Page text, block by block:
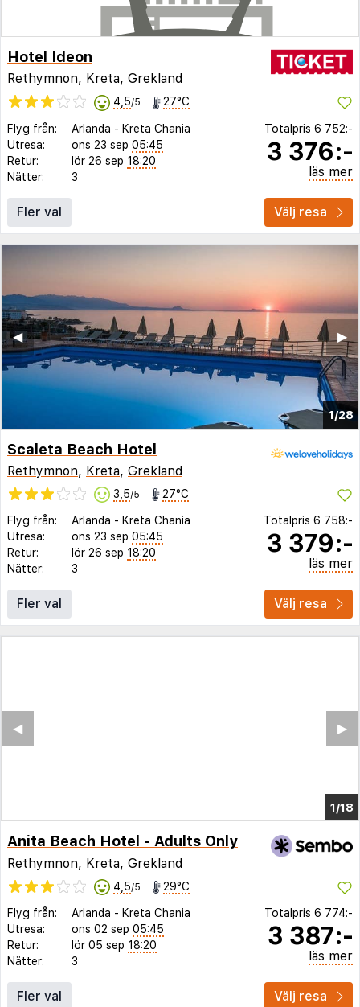
Hotel Ideon
Rethymnon, Kreta, Grekland
4,5/5 27°C
Flyg från: Arlanda - Kreta Chania
Utresa:
ons 23 sep 05:45
Retur:
lör 26 sep 18:20
Nätter:
3
Totalpris 6 752:-
3 376:-
läs mer
Fler val Välj resa
1/28
▶︎
◀︎
Scaleta Beach Hotel
Rethymnon, Kreta, Grekland
3,5/5 27°C
Flyg från: Arlanda - Kreta Chania
Utresa:
ons 23 sep 05:45
Retur:
lör 26 sep 18:20
Nätter:
3
Totalpris 6 758:-
3 379:-
läs mer
Fler val Välj resa
1/14
▶︎
◀︎
Anita Beach Hotel - Adults Only
Rethymnon, Kreta, Grekland
4,5/5 29°C
Flyg från: Arlanda - Kreta Chania
Utresa:
ons 02 sep 05:45
Retur:
lör 05 sep 18:20
Nätter:
3
Totalpris 6 774:-
3 387:-
läs mer
Fler val Välj resa